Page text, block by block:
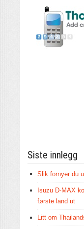
Siste innlegg
Slik fornyer du
Isuzu D-MAX
første land ut
Litt om